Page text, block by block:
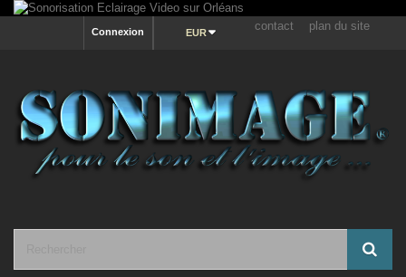
contact plan du site
EUR
Connexion